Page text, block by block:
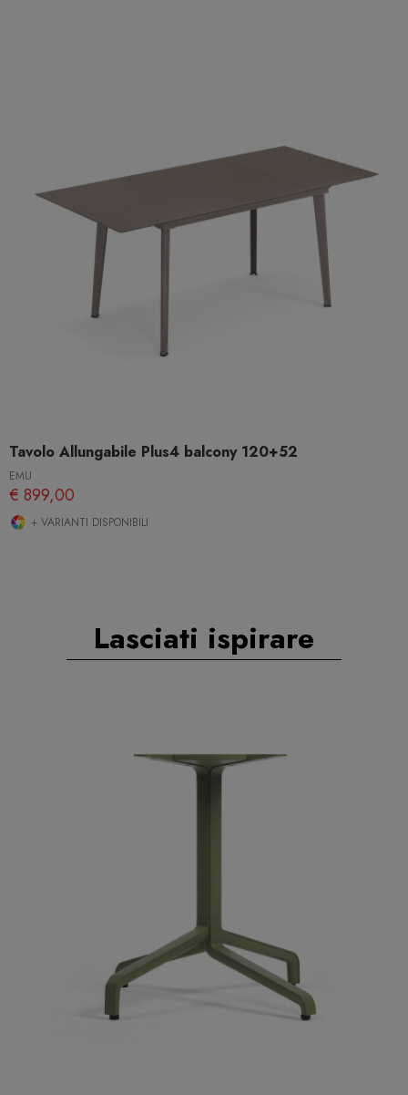
Tavolo Allungabile Plus4 balcony 120+52
EMU
€ 899,00
+ VARIANTI DISPONIBILI
Lasciati ispirare